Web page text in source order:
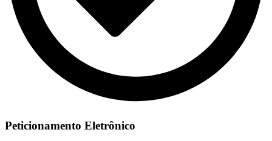
Peticionamento Eletrônico